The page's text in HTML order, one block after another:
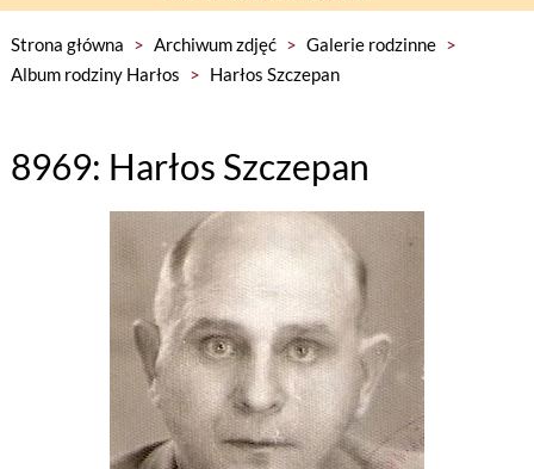
Strona główna > Archiwum zdjęć > Galerie rodzinne >
Album rodziny Harłos > Harłos Szczepan
8969: Harłos Szczepan